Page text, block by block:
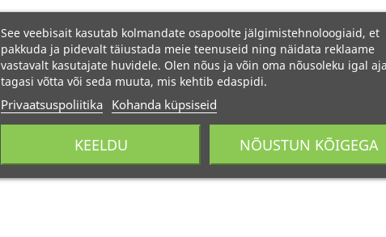
See veebisait kasutab kolmandate osapoolte jälgimistehnoloogiaid, et
pakkuda ja pidevalt täiustada meie teenuseid ning näidata reklaame
vastavalt kasutajate huvidele. Olen nõus ja võin oma nõusoleku igal
tagasi võtta või seda muuta, mis kehtib edaspidi.
Privaatsuspoliitika Kohanda küpsiseid
KEELDU NÕUSTUN KÕIGEGA